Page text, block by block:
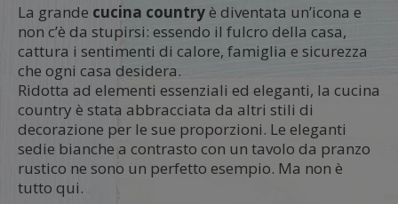
La grande cucina countryè diventata un’icona e
non c’è da stupirsi: essendo il fulcro della casa,
cattura i sentimenti di calore, famiglia e sicurezza
che ogni casa desidera.
Ridotta ad elementi essenziali ed eleganti, la cucina
country è stata abbracciata da altri stili di
decorazione per le sue proporzioni. Le eleganti
sedie bianche a contrasto con un tavolo da pranzo
rustico ne sono un perfetto esempio. Ma non è
tutto qui.